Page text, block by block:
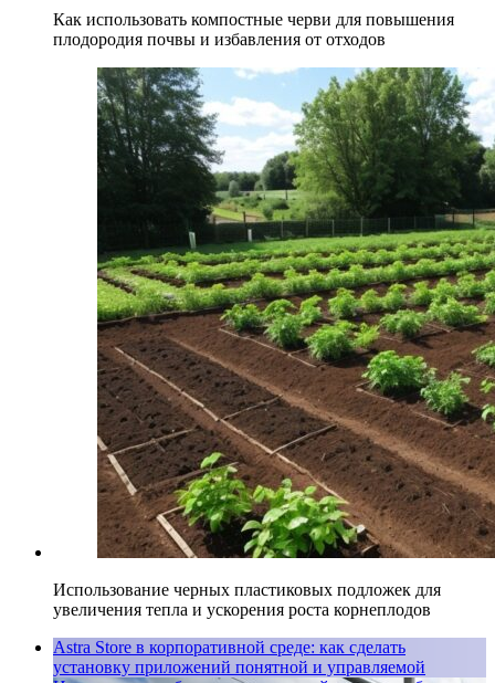
Как использовать компостные черви для повышения
плодородия почвы и избавления от отходов
Использование черных пластиковых подложек для
увеличения тепла и ускорения роста корнеплодов
Astra Store в корпоративной среде: как сделать
установку приложений понятной и управляемой